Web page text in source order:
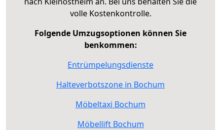
volle Kostenkontrolle.
Folgende Umzugsoptionen können Sie
benkommen:
Entrümpelungsdienste
Halteverbotszone in Bochum
Möbeltaxi Bochum
Möbellift Bochum